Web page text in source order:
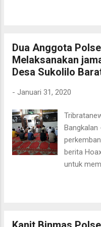
Putra,
Situasi
Binluh.
Bripka
tatap
tersebut
sama
situasi
kondusif,
Kapolsek
kegiatan
untuk
Dua Anggota
Melaksanakan
Desa Sukolilo
- Januari 31, 2020
Bangkalan
berita
untuk
aktif
Sugina.